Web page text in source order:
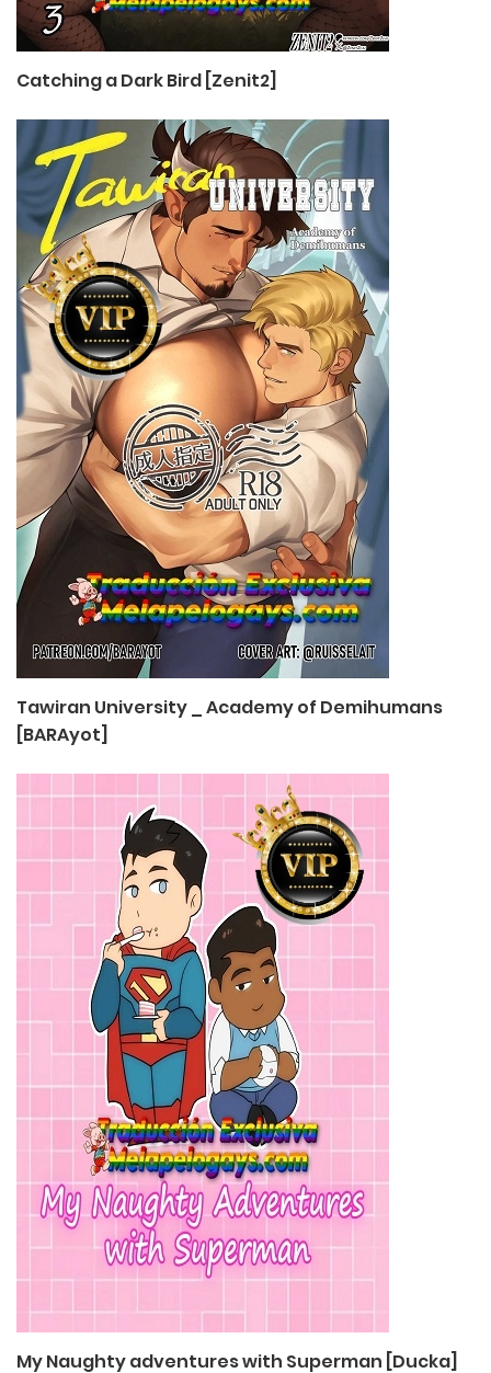
Catching a Dark Bird [Zenit2]
Tawiran University _ Academy of Demihumans
[BARAyot]
My Naughty adventures with Superman [Ducka]